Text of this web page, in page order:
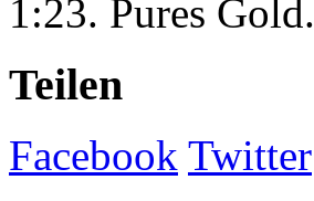
1:23. Pures Gold.
Teilen
Facebook Twitter